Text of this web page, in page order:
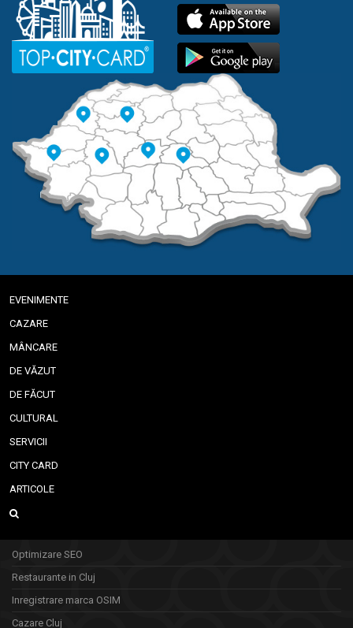
EVENIMENTE
CAZARE
MÂNCARE
DE VĂZUT
DE FĂCUT
CULTURAL
SERVICII
CITY CARD
ARTICOLE
Optimizare SEO
Restaurante in Cluj
Inregistrare marca OSIM
Cazare Cluj